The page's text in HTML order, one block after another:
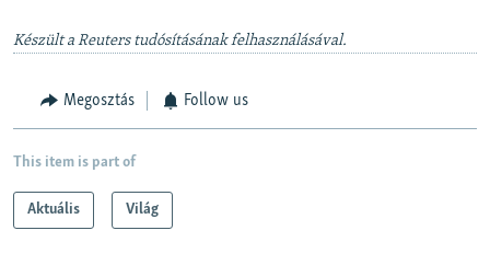
Készült a Reuters tudósításának felhasználásával.
Megosztás Follow us
This item is part of
Aktuális Világ